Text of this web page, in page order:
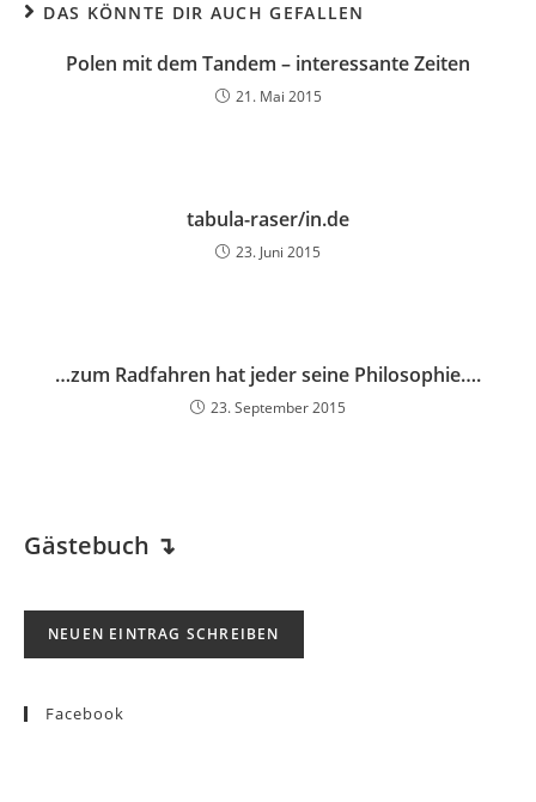
DAS KÖNNTE DIR AUCH GEFALLEN
Polen mit dem Tandem – interessante Zeiten
21. Mai 2015
tabula-raser/in.de
23. Juni 2015
…zum Radfahren hat jeder seine Philosophie….
23. September 2015
Gästebuch ↴
Facebook